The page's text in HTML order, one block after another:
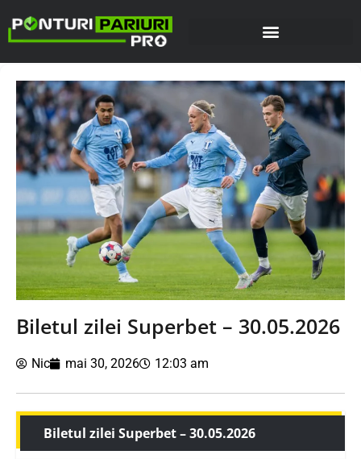
Biletul zilei Superbet – 30.05.2026
Nic mai 30, 2026 12:03 am
Biletul zilei Superbet – 30.05.2026